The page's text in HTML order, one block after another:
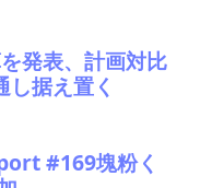
発表、計画対比
据え置く
#169塊粉く